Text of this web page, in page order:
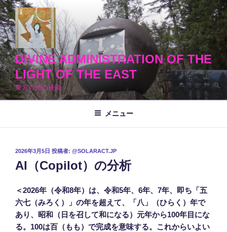
コ
ン
テ
ン
ツ
へ
ス
キ
ッ
DIVINE ADMINISTRATION OF THE
LIGHT OF THE EAST
東方の光の経綸
メニュー
投
稿
日:
2026年3月5日 投稿者: @SOLARACT.JP
AI（Copilot）の分析
＜2026年（令和8年）は、令和5年、6年、7年、即ち「五
六七（みろく）」の年を超えて、「八」（ひらく）年で
あり、昭和（日を召して和になる）元年から100年目にな
る。100は百（もも）で完成を意味する。これからいよい